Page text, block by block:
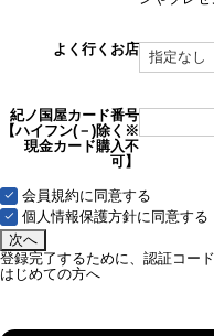
よく行くお店
紀ノ国屋カード番号
【ハイフン(－)除く※
現金カード購入不
可】
会員規約に同意する
個人情報保護方針に同意する
次へ
登録完了するために、認証コー
はじめての方へ